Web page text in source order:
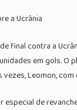
a Ucrânia
final contra a
em gols. O
Leomon,
especial de